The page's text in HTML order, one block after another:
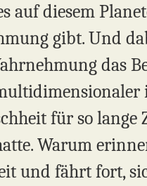
auf diesem
gibt. Und
das
für so lange
Warum
und fährt fort,